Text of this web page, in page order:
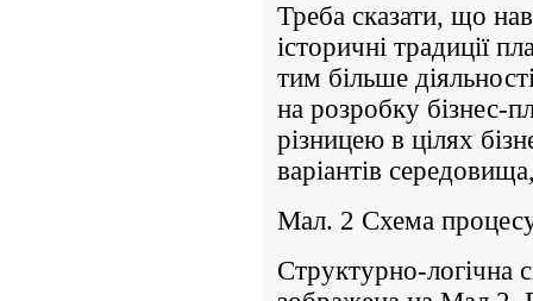
Треба сказати, що
історичні традиції
тим більше
на розробку бізнес-
різницею в цілях
варіантів
Мал. 2 Схема
Структурно-логічна